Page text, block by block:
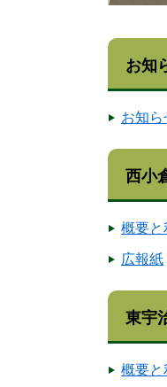
お知
お知ら
西小
概要と
広報紙
東宇
概要と